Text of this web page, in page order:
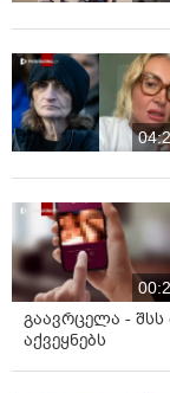
გაავრცელა -
აქვეყნებს